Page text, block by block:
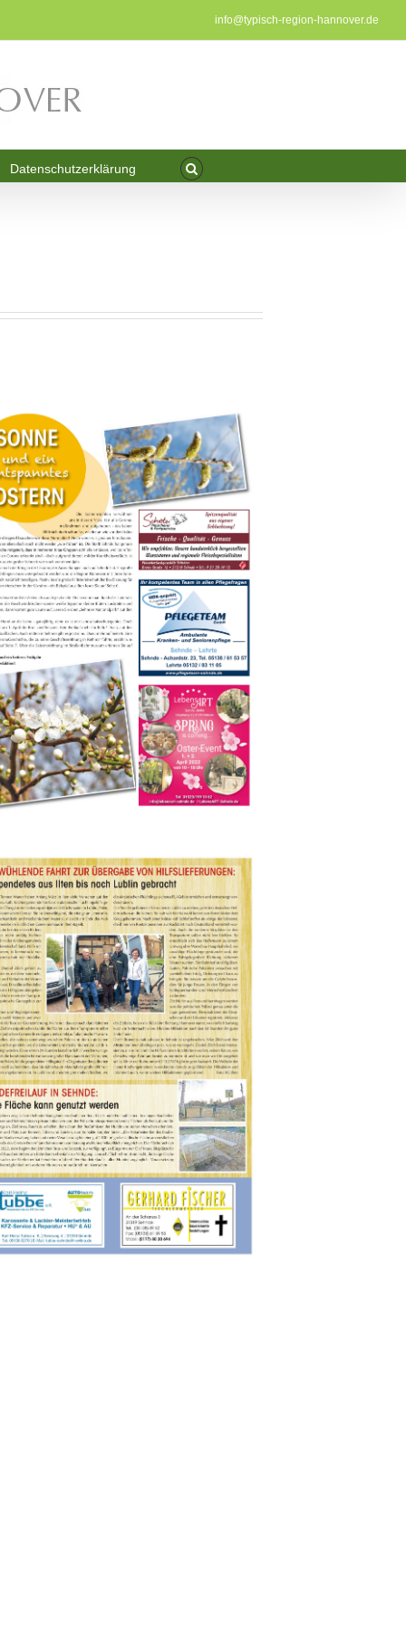
info@typisch-region-hannover.de
Datenschutzerklärung